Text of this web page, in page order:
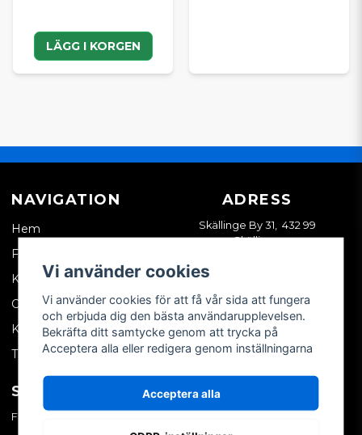
LÄGG I KORGEN
NAVIGATION
Hem
Företagskund
Kontakta oss
Om oss
Köpvillkor
Tips & trix
ADRESS
Skällinge By 31, 432 99
Skällinge
SOCIALA MEDIER
Facebook
MITT KONTO
Vi använder cookies
Vi använder cookies för att få vår sida att fungera
och erbjuda dig den bästa användarupplevelsen.
Bekräfta ditt samtycke genom att trycka på
Acceptera alla eller redigera genom inställningarna
Acceptera alla